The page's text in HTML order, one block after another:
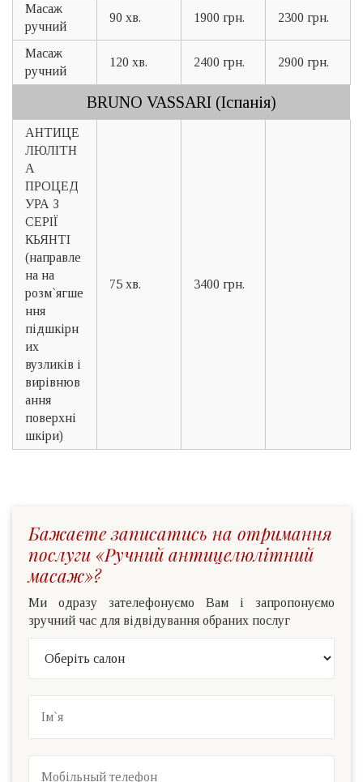
Масаж
ручний
90 хв. 1900 грн. 2300 грн.
Масаж
ручний
120 хв. 2400 грн. 2900 грн.
BRUNO VASSARI (Іспанія)
АНТИЦЕ
ЛЮЛІТН
А
ПРОЦЕД
УРА З
СЕРІЇ
КЬЯНТІ
(направле
на на
розм`ягше
ння
підшкірн
их
вузликів і
вирівнюв
ання
поверхні
шкіри)
75 хв. 3400 грн.
Бажаєте записатись на отримання
послуги «Ручний антицелюлітний
масаж»?
Ми одразу зателефонуємо Вам і запропонуємо
зручний час для відвідування обраних послуг